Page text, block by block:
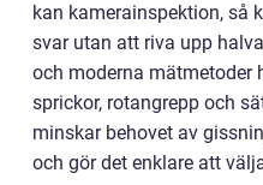
kan kamerainspektion, så
svar utan att riva upp
och moderna mätmetoder
sprickor, rotangrepp och
minskar behovet av
och gör det enklare att